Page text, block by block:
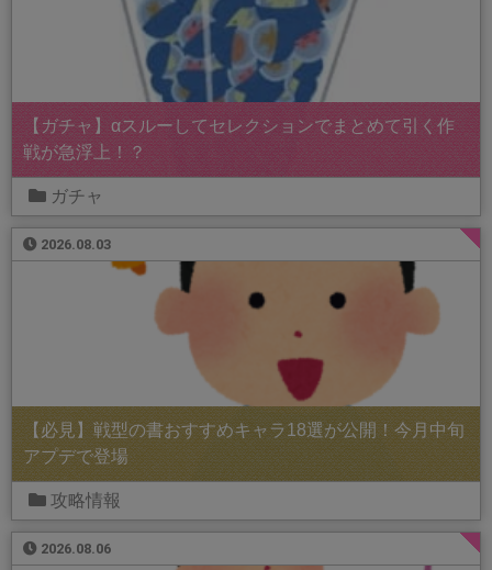
【ガチャ】αスルーしてセレクションでまとめて引く作
戦が急浮上！？
ガチャ
2026.08.03
【必見】戦型の書おすすめキャラ18選が公開！今月中旬
アプデで登場
攻略情報
2026.08.06